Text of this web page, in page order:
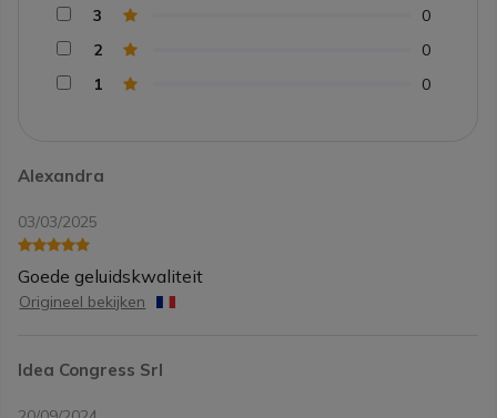
Alexandra
03/03/2025
Goede geluidskwaliteit
Origineel bekijken
Idea Congress Srl
3
0
2
0
1
0